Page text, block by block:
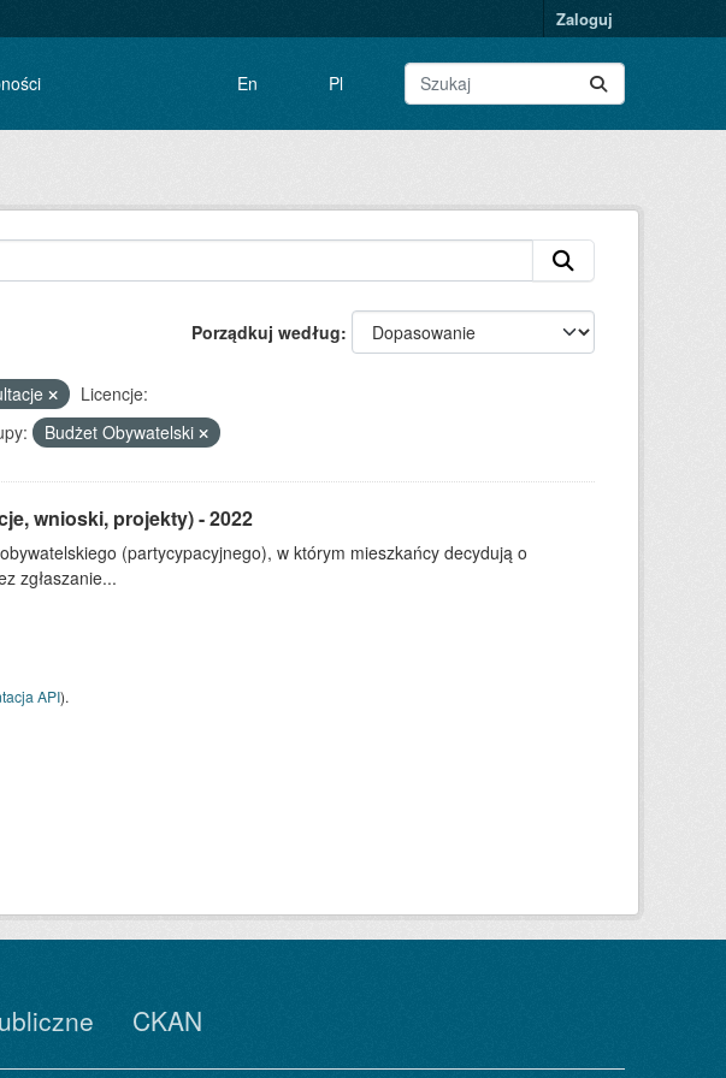
Zaloguj
En Pl
Porządkuj według
Licencje:
Budżet Obywatelski
wnioski, projekty) - 2022
(partycypacyjnego), w którym mieszkańcy decydują o
zgłaszanie...
API).
CKAN